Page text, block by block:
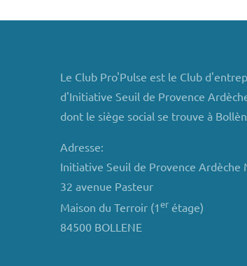
Le Club Pro'Pulse est le Club
d'Initiative Seuil de Provence
dont le siège social se trouve à
Adresse:
Initiative Seuil de Provence Ardèche
32 avenue Pasteur
Maison du Terroir (1erétage)
84500 BOLLENE